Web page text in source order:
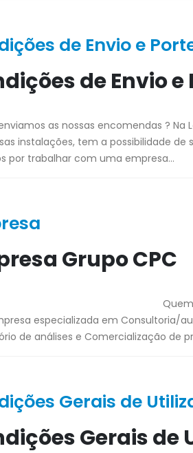
de Envio e
de Envio e
as nossas encomendas ?
instalações, tem a possibilidade
por trabalhar com uma empresa...
Grupo CPC
somos ... A Castro,
especializada em Consultoria/
de análises e Comercialização de
Gerais de
Gerais